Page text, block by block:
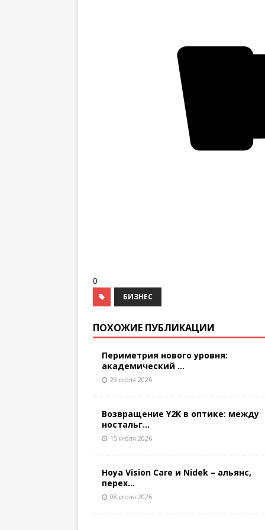
0
БИЗНЕС
ПОХОЖИЕ ПУБЛИКАЦИИ
Периметрия нового уровня:
академический ...
29 июля 2026
Возвращение Y2K в оптике: между
ностальг...
15 июля 2026
Hoya Vision Care и Nidek – альянс,
перех...
08 июля 2026